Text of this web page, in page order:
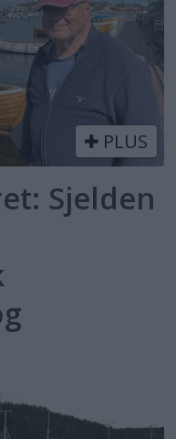
PLUS
Sjelden